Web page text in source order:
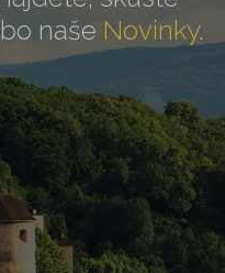
naše Novinky.